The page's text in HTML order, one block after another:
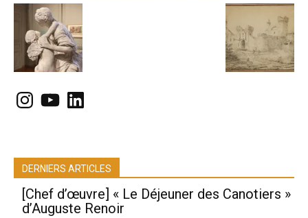
Instagram
YouTubeLinkedIn
DERNIERS ARTICLES
[Chef d’œuvre] « Le Déjeuner des Canotiers »
d’Auguste Renoir